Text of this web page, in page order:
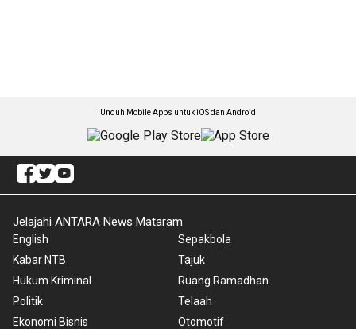
Unduh Mobile Apps untuk iOS dan Android
Jelajahi ANTARA News Mataram
English
Kabar NTB
Hukum Kriminal
Politik
Ekonomi Bisnis
Sepakbola
Tajuk
Ruang Ramadhan
Telaah
Otomotif